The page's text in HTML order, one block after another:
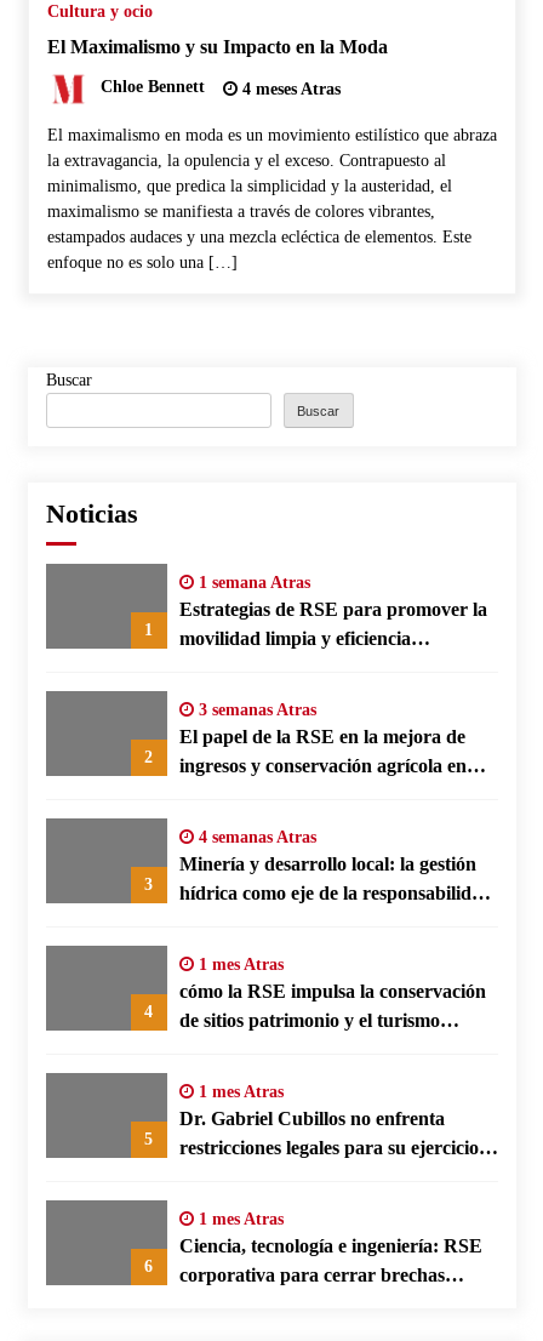
Cultura y ocio
El Maximalismo y su Impacto en la Moda
Chloe Bennett 4 meses Atras
El maximalismo en moda es un movimiento estilístico que abraza
la extravagancia, la opulencia y el exceso. Contrapuesto al
minimalismo, que predica la simplicidad y la austeridad, el
maximalismo se manifiesta a través de colores vibrantes,
estampados audaces y una mezcla ecléctica de elementos. Este
enfoque no es solo una […]
Buscar
Buscar
Noticias
1
1 semana Atras
Estrategias de RSE para promover la
movilidad limpia y eficiencia
2
3 semanas Atras
El papel de la RSE en la mejora de
ingresos y conservación agrícola en
3
4 semanas Atras
Minería y desarrollo local: la gestión
hídrica como eje de la responsabilidad
4
1 mes Atras
cómo la RSE impulsa la conservación
de sitios patrimonio y el turismo
5
1 mes Atras
Dr. Gabriel Cubillos no enfrenta
restricciones legales para su ejercicio,
6
1 mes Atras
Ciencia, tecnología e ingeniería: RSE
corporativa para cerrar brechas